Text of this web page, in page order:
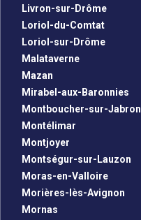
Livron-sur-Drôme
Loriol-du-Comtat
Loriol-sur-Drôme
Malataverne
Mazan
Mirabel-aux-Baronnies
Montboucher-sur-Jabron
Montélimar
Montjoyer
Montségur-sur-Lauzon
Moras-en-Valloire
Morières-lès-Avignon
Mornas